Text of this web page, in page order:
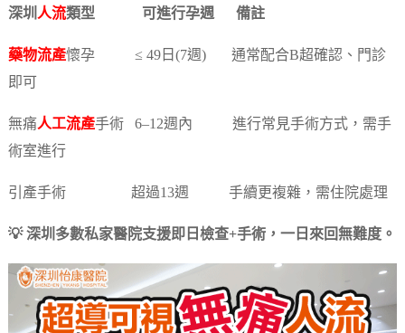
深圳 人流類型 可進行孕週 備註
藥物流產懷孕 ≤ 49日(7週) 通常配合B超確認、門診
即可
無痛人工流產手術 6–12週內 進行常見手術方式，需手
術室進行
引產手術 超過13週 手續更複雜，需住院處理
💡 深圳多數私家醫院支援即日檢查+手術，一日來回無難度。